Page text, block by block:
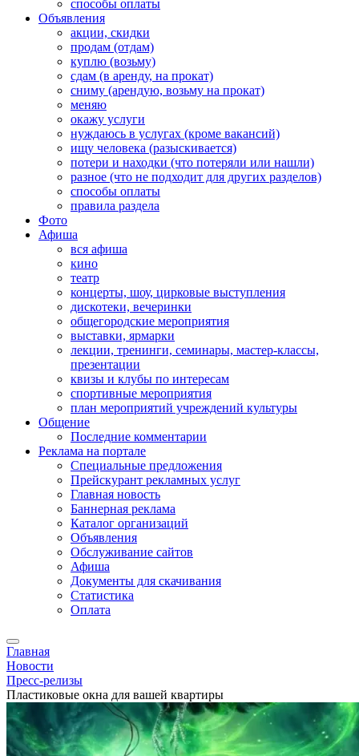
способы оплаты
Объявления
акции, скидки
продам (отдам)
куплю (возьму)
сдам (в аренду, на прокат)
сниму (арендую, возьму на прокат)
меняю
окажу услуги
нуждаюсь в услугах (кроме вакансий)
ищу человека (разыскивается)
потери и находки (что потеряли или нашли)
разное (что не подходит для других разделов)
способы оплаты
правила раздела
Фото
Афиша
вся афиша
кино
театр
концерты, шоу, цирковые выступления
дискотеки, вечеринки
общегородские мероприятия
выставки, ярмарки
лекции, тренинги, семинары, мастер-классы,
презентации
квизы и клубы по интересам
спортивные мероприятия
план мероприятий учреждений культуры
Общение
Последние комментарии
Реклама на портале
Специальные предложения
Прейскурант рекламных услуг
Главная новость
Баннерная реклама
Каталог организаций
Объявления
Обслуживание сайтов
Афиша
Документы для скачивания
Статистика
Оплата
Главная
Новости
Пресс-релизы
Пластиковые окна для вашей квартиры